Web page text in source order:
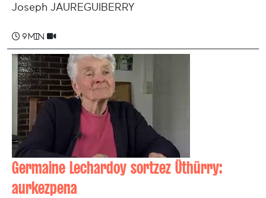
Joseph JAUREGUIBERRY
9 min
Germaine Lechardoy sortzez Üthürry:
aurkezpena